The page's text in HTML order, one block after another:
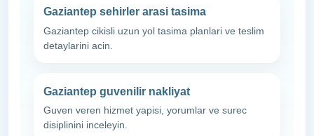
Gaziantep sehirler arasi tasima
Gaziantep cikisli uzun yol tasima planlari ve teslim
detaylarini acin.
Gaziantep guvenilir nakliyat
Guven veren hizmet yapisi, yorumlar ve surec
disiplinini inceleyin.